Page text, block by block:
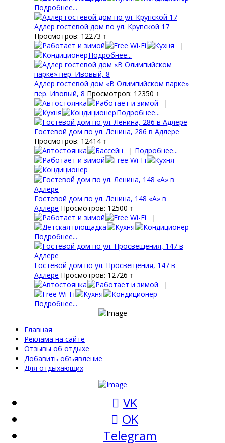
Подробнее...
Адлер гостевой дом по ул. Крупской 17
Просмотров: 12273 ↑
|
Подробнее...
Адлер гостевой дом «В Олимпийском парке»
пер. Ивовый, 8 Просмотров: 12350 ↑
|
Подробнее...
Гостевой дом по ул. Ленина, 286 в Адлере
Просмотров: 12414 ↑
| Подробнее...
Гостевой дом по ул. Ленина, 148 «А» в
Адлере Просмотров: 12500 ↑
|
Подробнее...
Гостевой дом по ул. Просвещения, 147 в
Адлере Просмотров: 12726 ↑
|
Подробнее...
Главная
Реклама на сайте
Отзывы об отдыхе
Добавить объявление
Для отдыхающих
VK
OK
Telegram